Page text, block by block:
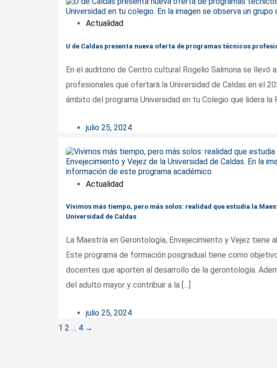
Actualidad
U de Caldas presenta nueva oferta de programas técnicos
En el auditorio de Centro cultural Rogelio Salmona se llevó
profesionales que ofertará la Universidad de Caldas en el
ámbito del programa Universidad en tu Colegio que lidera la
julio 25, 2024
Actualidad
Vivimos más tiempo, pero más solos: realidad que estudia la
Universidad de Caldas
La Maestría en Gerontología, Envejecimiento y Vejez tiene
Este programa de formación posgradual tiene como
docentes que aporten al desarrollo de la gerontología.
del adulto mayor y contribuir a la […]
julio 25, 2024
Posts
1 2 … 4 →